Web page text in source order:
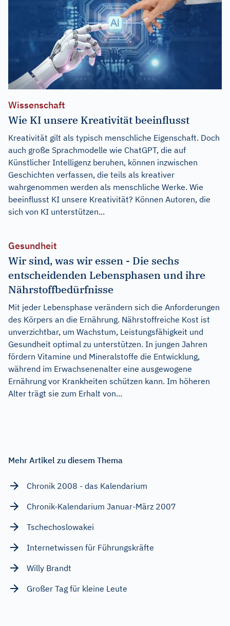
Wissenschaft
Wie KI unsere Kreativität beeinflusst
Kreativität gilt als typisch menschliche Eigenschaft. Doch
auch große Sprachmodelle wie ChatGPT, die auf
Künstlicher Intelligenz beruhen, können inzwischen
Geschichten verfassen, die teils als kreativer
wahrgenommen werden als menschliche Werke. Wie
beeinflusst KI unsere Kreativität? Können Autoren, die
sich von KI unterstützen...
Gesundheit
Wir sind, was wir essen - Die sechs
entscheidenden Lebensphasen und ihre
Nährstoffbedürfnisse
Mit jeder Lebensphase verändern sich die Anforderungen
des Körpers an die Ernährung. Nährstoffreiche Kost ist
unverzichtbar, um Wachstum, Leistungsfähigkeit und
Gesundheit optimal zu unterstützen. In jungen Jahren
fördern Vitamine und Mineralstoffe die Entwicklung,
während im Erwachsenenalter eine ausgewogene
Ernährung vor Krankheiten schützen kann. Im höheren
Alter trägt sie zum Erhalt von...
Mehr Artikel zu diesem Thema
Chronik 2008 - das Kalendarium
Chronik-Kalendarium Januar-März 2007
Tschechoslowakei
Internetwissen für Führungskräfte
Willy Brandt
Großer Tag für kleine Leute